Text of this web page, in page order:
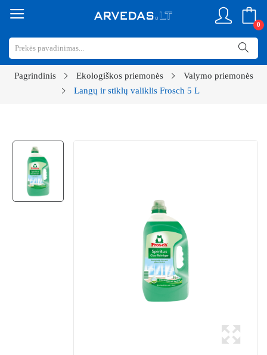
0
Pagrindinis Ekologiškos priemonės
Valymo priemonės
Langų ir stiklų valiklis Frosch 5 L